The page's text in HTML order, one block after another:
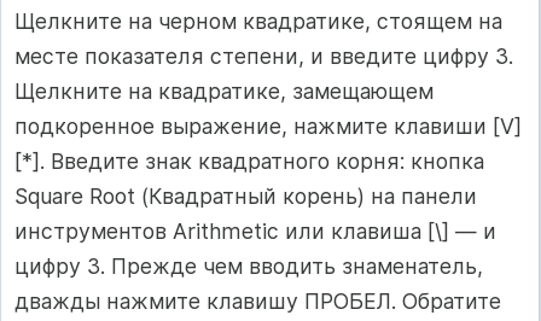
Щелкните на черном квадратике, стоящем на
месте показателя степени, и введите цифру 3.
Щелкните на квадратике, замещающем
подкоренное выражение, нажмите клавиши [V]
[*]. Введите знак квадратного корня: кнопка
Square Root (Квадратный корень) на панели
инструментов Arithmetic или клавиша [\] — и
цифру 3. Прежде чем вводить знаменатель,
дважды нажмите клавишу ПРОБЕЛ. Обратите